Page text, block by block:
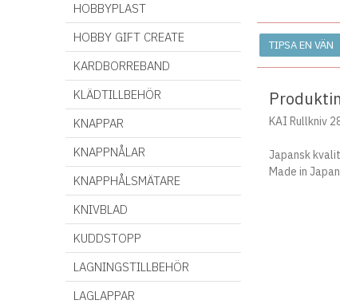
HOBBYPLAST
HOBBY GIFT CREATE
KARDBORREBAND
KLÄDTILLBEHÖR
KNAPPAR
KNAPPNÅLAR
KNAPPHÅLSMÄTARE
KNIVBLAD
KUDDSTOPP
LAGNINGSTILLBEHÖR
LAGLAPPAR
TIPSA EN VÄN
KAI Rullkniv
Japansk
Made in Japan